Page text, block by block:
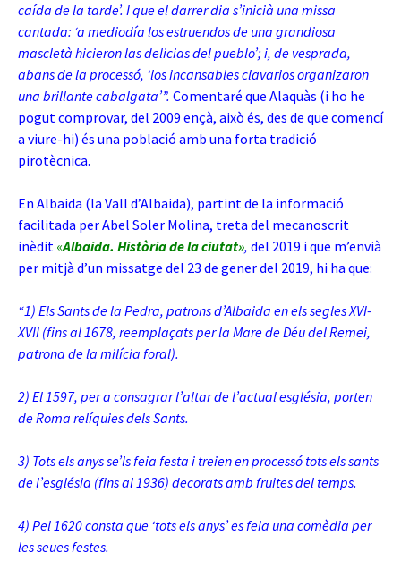
caída de la tarde’. I que el darrer dia s’inicià una missa
cantada: ‘a mediodía los estruendos de una grandiosa
mascletà hicieron las delicias del pueblo’; i, de vesprada,
abans de la processó, ‘los incansables clavarios organizaron
una brillante cabalgata’”. Comentaré que Alaquàs (i ho he
pogut comprovar, del 2009 ençà, això és, des de que comencí
a viure-hi) és una població amb una forta tradició
pirotècnica.
En Albaida (la Vall d’Albaida), partint de la informació
facilitada per Abel Soler Molina, treta del mecanoscrit
inèdit «Albaida. Història de la ciutat», del 2019 i que m’envià
per mitjà d’un missatge del 23 de gener del 2019, hi ha que:
“1) Els Sants de la Pedra, patrons d’Albaida en els segles XVI-
XVII (fins al 1678, reemplaçats per la Mare de Déu del Remei,
patrona de la milícia foral).
2) El 1597, per a consagrar l’altar de l’actual església, porten
de Roma relíquies dels Sants.
3) Tots els anys se’ls feia festa i treien en processó tots els sants
de l’església (fins al 1936) decorats amb fruites del temps.
4) Pel 1620 consta que ‘tots els anys’ es feia una comèdia per
les seues festes.